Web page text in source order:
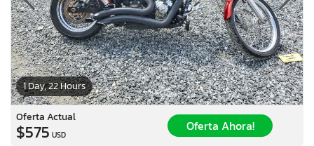
1 Day, 22 Hours
Oferta Actual
$575 USD
Oferta Ahora!